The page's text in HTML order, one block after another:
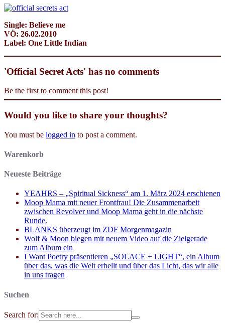
Single: Believe me
VÖ: 26.02.2010
Label: One Little Indian
'Official Secret Acts' has no comments
Be the first to comment this post!
Would you like to share your thoughts?
You must be logged in to post a comment.
Warenkorb
Neueste Beiträge
YEAHRS – „Spiritual Sickness“ am 1. März 2024 erschienen
Moop Mama mit neuer Frontfrau! Die Zusammenarbeit
zwischen Revolver und Moop Mama geht in die nächste
Runde.
BLANKS überzeugt im ZDF Morgenmagazin
Wolf & Moon biegen mit neuem Video auf die Zielgerade
zum Album ein
I Want Poetry präsentieren „SOLACE + LIGHT“, ein Album
über das, was die Welt erhellt und über das Licht, das wir alle
in uns tragen
Suchen
Search for: